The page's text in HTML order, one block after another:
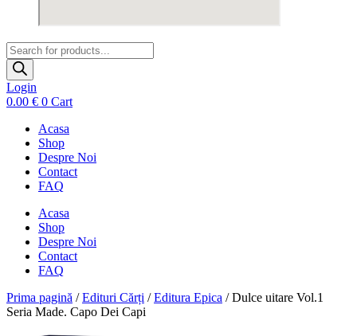
Products
search
Login
0.00 € 0 Cart
Acasa
Shop
Despre Noi
Contact
FAQ
Acasa
Shop
Despre Noi
Contact
FAQ
Prima pagină /Edituri Cărți /Editura Epica / Dulce uitare Vol.1
Seria Made. Capo Dei Capi